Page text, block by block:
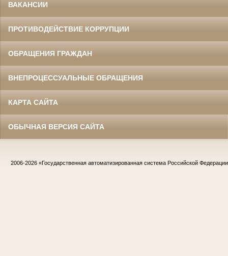
ВАКАНСИИ
ПРОТИВОДЕЙСТВИЕ КОРРУПЦИИ
ОБРАЩЕНИЯ ГРАЖДАН
ВНЕПРОЦЕССУАЛЬНЫЕ ОБРАЩЕНИЯ
КАРТА САЙТА
ОБЫЧНАЯ ВЕРСИЯ САЙТА
2006-2026 «Государственная автоматизированная система Российской